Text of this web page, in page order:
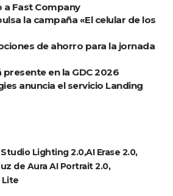
Fast Company
la campaña «El celular de los
de ahorro para la jornada
en la GDC 2026
anuncia el servicio Landing
Studio Lighting 2.0AI Erase 2.0
de Aura AI Portrait 2.0
Lite